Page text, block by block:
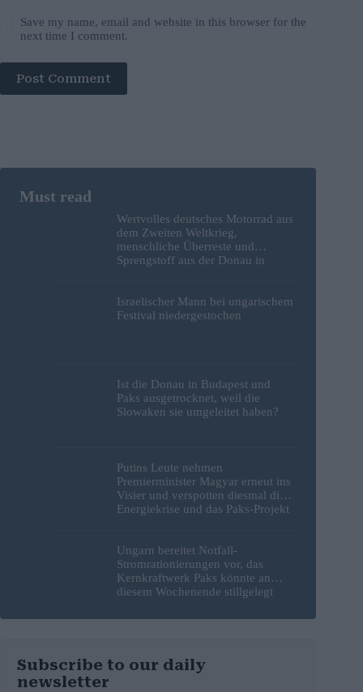
Save my name, email and website in this browser for the
next time I comment.
Post Comment
Wertvolles deutsches Motorrad aus
dem Zweiten Weltkrieg,
menschliche Überreste und
Sprengstoff aus der Donau in
Israelischer Mann bei ungarischem
Festival niedergestochen
Ist die Donau in Budapest und
Paks ausgetrocknet, weil die
Slowaken sie umgeleitet haben?
Putins Leute nehmen
Premierminister Magyar erneut ins
Visier und verspotten diesmal die
Energiekrise und das Paks-Projekt
Ungarn bereitet Notfall-
Stromrationierungen vor, das
Kernkraftwerk Paks könnte an
diesem Wochenende stillgelegt
Subscribe to our daily
newsletter